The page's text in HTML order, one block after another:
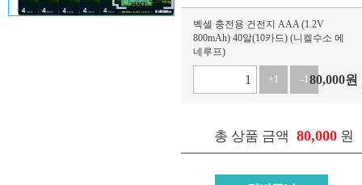
벡셀 충전용 건전지 AAA (1.2V
800mAh) 40알(10카드) (니켈수소 에
네루프)
+1 -180,000원
총 상품 금액 80,000 원